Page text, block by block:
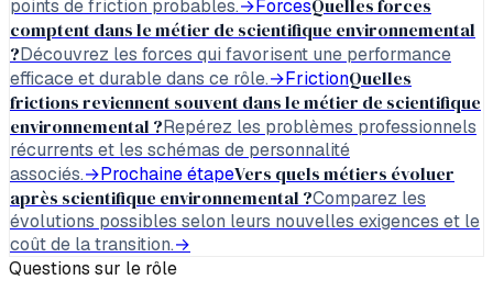
points de friction probables.→ForcesQuelles forces
comptent dans le métier de scientifique environnemental
?Découvrez les forces qui favorisent une performance
efficace et durable dans ce rôle.→FrictionQuelles
frictions reviennent souvent dans le métier de scientifique
environnemental ?Repérez les problèmes professionnels
récurrents et les schémas de personnalité
associés.→Prochaine étapeVers quels métiers évoluer
après scientifique environnemental ?Comparez les
évolutions possibles selon leurs nouvelles exigences et le
coût de la transition.→
Questions sur le rôle